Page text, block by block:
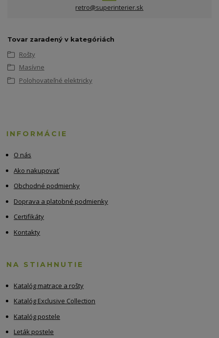
retro@superinterier.sk
Tovar zaradený v kategóriách
Rošty
Masívne
Polohovateľné elektricky
INFORMÁCIE
O nás
Ako nakupovať
Obchodné podmienky
Doprava a platobné podmienky
Certifikáty
Kontakty
NA STIAHNUTIE
Katalóg matrace a rošty
Katalóg Exclusive Collection
Katalóg postele
Leták postele